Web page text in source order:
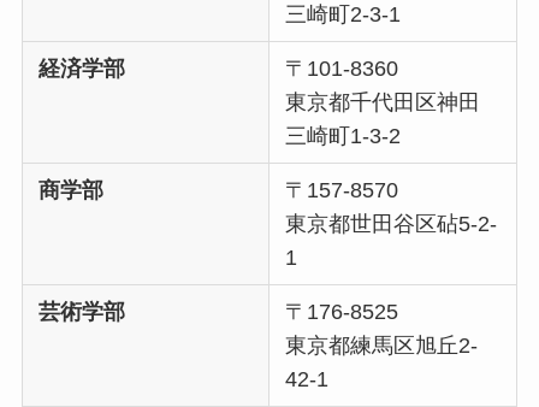
三崎町2-3-1
経済学部
〒101-8360
東京都千代田区神田
三崎町1-3-2
商学部
〒157-8570
東京都世田谷区砧5-2-
1
芸術学部
〒176-8525
東京都練馬区旭丘2-
42-1